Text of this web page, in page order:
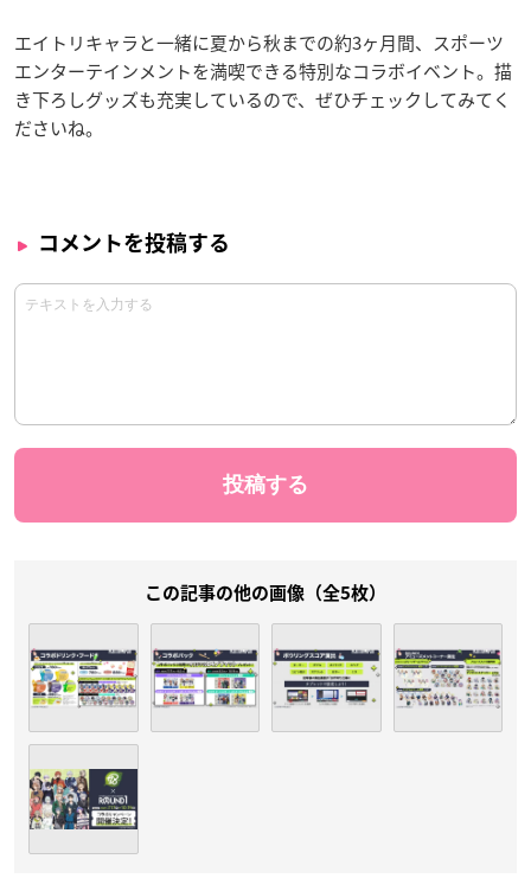
エイトリキャラと一緒に夏から秋までの約3ヶ月間、スポーツ
エンターテインメントを満喫できる特別なコラボイベント。描
き下ろしグッズも充実しているので、ぜひチェックしてみてく
ださいね。
コメントを投稿する
この記事の他の画像（全5枚）